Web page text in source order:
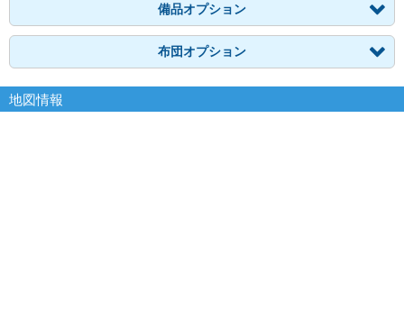
備品オプション
布団オプション
地図情報